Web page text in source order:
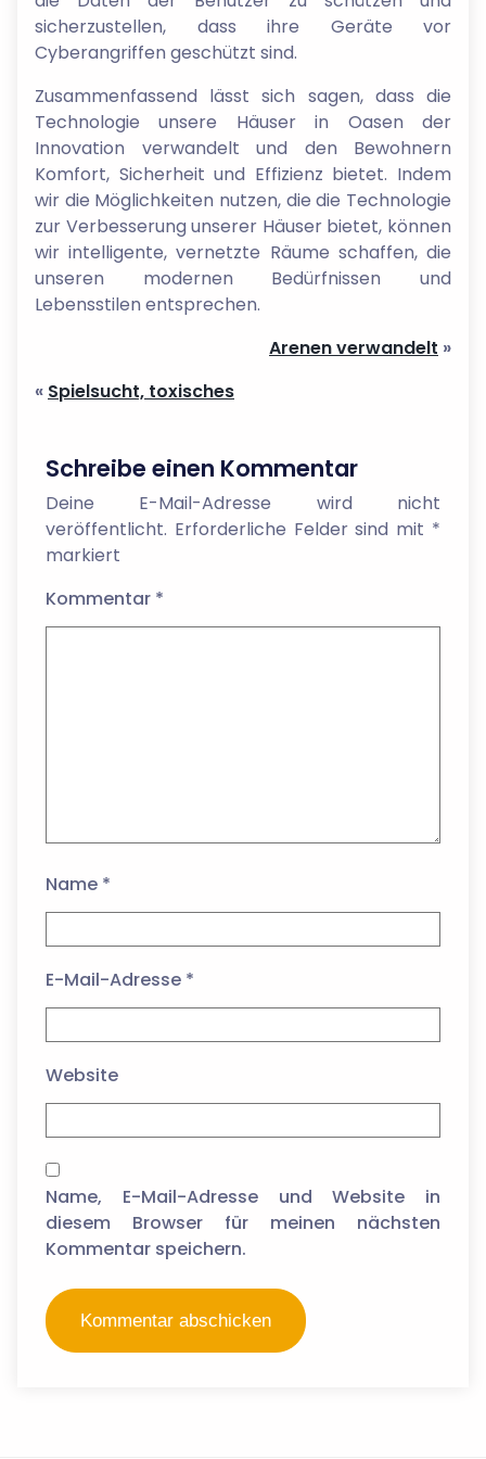
sicherzustellen, dass ihre Geräte vor
Cyberangriffen geschützt sind.
Zusammenfassend lässt sich sagen, dass die
Technologie unsere Häuser in Oasen der
Innovation verwandelt und den Bewohnern
Komfort, Sicherheit und Effizienz bietet. Indem
wir die Möglichkeiten nutzen, die die Technologie
zur Verbesserung unserer Häuser bietet, können
wir intelligente, vernetzte Räume schaffen, die
unseren modernen Bedürfnissen und
Lebensstilen entsprechen.
Arenen verwandelt »
« Spielsucht, toxisches
Schreibe einen Kommentar
Deine E-Mail-Adresse wird nicht
veröffentlicht. Erforderliche Felder sind mit *
markiert
Kommentar *
Name *
E-Mail-Adresse *
Website
Name, E-Mail-Adresse und Website in
diesem Browser für meinen nächsten
Kommentar speichern.